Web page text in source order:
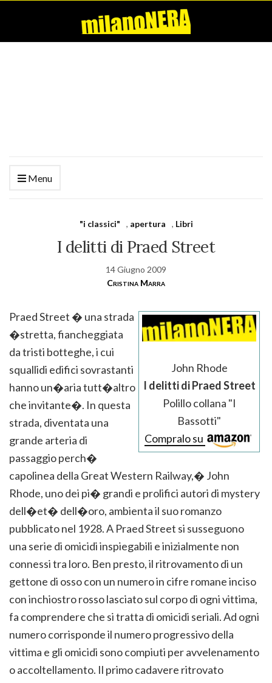
Menu
"i classici" , apertura , Libri
I delitti di Praed Street
14 Giugno 2009
Cristina Marra
John Rhode
I delitti di Praed Street
Polillo collana "I
Bassotti"
Compralo su
Praed Street � una strada
�stretta, fiancheggiata
da tristi botteghe, i cui
squallidi edifici sovrastanti
hanno un�aria tutt�altro
che invitante�. In questa
strada, diventata una
grande arteria di
passaggio perch�
capolinea della Great Western Railway,� John
Rhode, uno dei pi� grandi e prolifici autori di mystery
dell�et� dell�oro, ambienta il suo romanzo
pubblicato nel 1928. A Praed Street si susseguono
una serie di omicidi inspiegabili e inizialmente non
connessi tra loro. Ben presto, il ritrovamento di un
gettone di osso con un numero in cifre romane inciso
con inchiostro rosso lasciato sul corpo di ogni vittima,
fa comprendere che si tratta di omicidi seriali. Ad ogni
numero corrisponde il numero progressivo della
vittima e gli omicidi sono compiuti per avvelenamento
o accoltellamento. Il primo cadavere ritrovato